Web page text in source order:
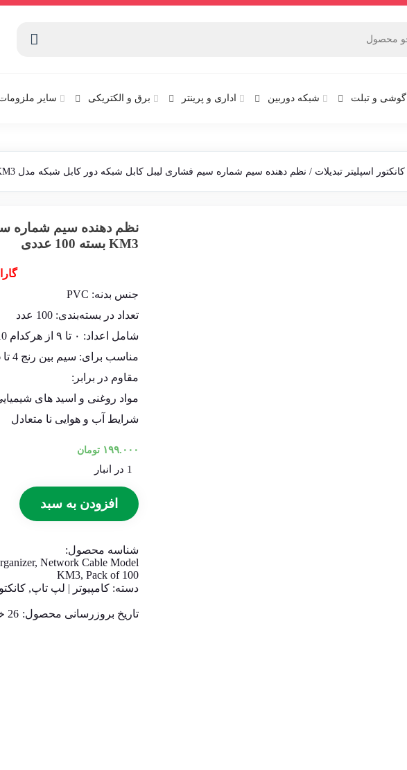
گوشی و تبلت شبکه دوربین اداری و پرینتر برق و الکتریکی سایر
کانکتور اسپلیتر تبدیلات / نظم دهنده سیم شماره سیم فشاری لیبل کابل شبکه دور کابل شبکه مدل KM3 بسته 100 عددی
نظم دهنده سیم شماره
KM3 بسته 100 عددی
جنس بدنه: PVC
تعداد در بسته‌بندی: 100 عدد
شامل اعداد: ۰ تا ۹ از هرکدام 10 عدد
مناسب برای: سیم بین رنج 4 تا 6 میلی متر
مقاوم در برابر:
مواد روغنی و اسید های
شرایط آب و هوایی نا متعادل
۱۹۹.۰۰۰ تومان
1 در انبار
افزودن به سبد
شناسه محصول:
Network Cable Model
KM3, Pack of 100
دسته:کامپیوتر | لپ تاپ,
تاریخ بروزرسانی محصول: 26 خرداد 1405